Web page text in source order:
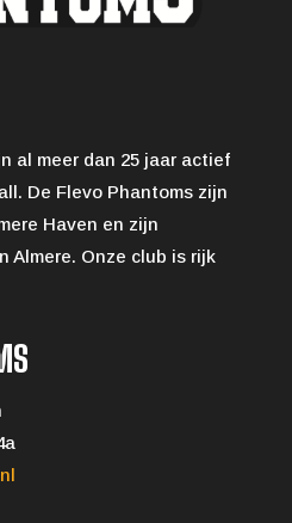
al meer dan 25 jaar actief
De Flevo Phantoms zijn
Haven en zijn
Almere. Onze club is rijk